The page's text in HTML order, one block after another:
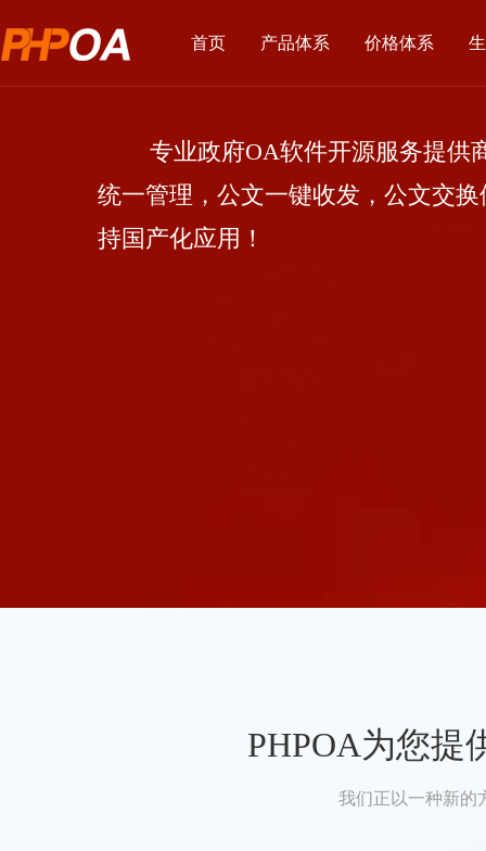
首页 产品体系 价格体系
专业政府OA软件开源服务提供商
统一管理，公文一键收发，公文交
持国产化应用！
PHPOA为您提
我们正以一种新的